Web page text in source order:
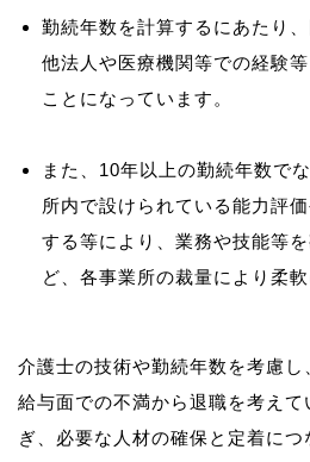
勤続年数を計算するにあたり
他法人や医療機関等での経験
ことになっています。
また、10年以上の勤続年数で
所内で設けられている能力評
する等により、業務や技能等
ど、各事業所の裁量により柔
介護士の技術や勤続年数を考慮し
給与面での不満から退職を考え
ぎ、必要な人材の確保と定着に